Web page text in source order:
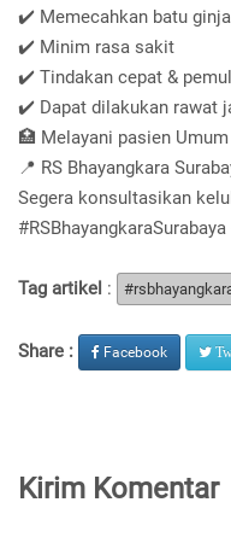
✔️ Memecahkan batu
✔️ Minim rasa sakit
✔️ Tindakan cepat &
✔️ Dapat dilakukan rawat
🏥 Melayani pasien
📍 RS Bhayangkara
Segera konsultasikan
Tag artikel :
Share : Facebook
Kirim Komentar